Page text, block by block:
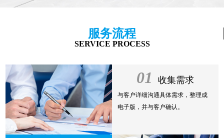
服务流程
SERVICE PROCESS
01 收集需求
与客户详细沟通具体需求，整理成
电子版，并与客户确认。